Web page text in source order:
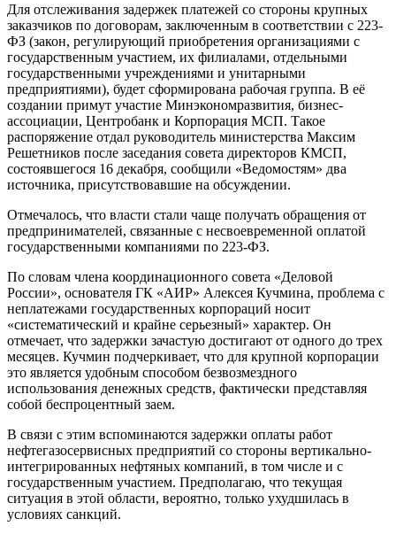
Для отслеживания задержек платежей со стороны крупных
заказчиков по договорам, заключенным в соответствии с 223-
ФЗ (закон, регулирующий приобретения организациями с
государственным участием, их филиалами, отдельными
государственными учреждениями и унитарными
предприятиями), будет сформирована рабочая группа. В её
создании примут участие Минэкономразвития, бизнес-
ассоциации, Центробанк и Корпорация МСП. Такое
распоряжение отдал руководитель министерства Максим
Решетников после заседания совета директоров КМСП,
состоявшегося 16 декабря, сообщили «Ведомостям» два
источника, присутствовавшие на обсуждении.
Отмечалось, что власти стали чаще получать обращения от
предпринимателей, связанные с несвоевременной оплатой
государственными компаниями по 223-ФЗ.
По словам члена координационного совета «Деловой
России», основателя ГК «АИР» Алексея Кучмина, проблема с
неплатежами государственных корпораций носит
«систематический и крайне серьезный» характер. Он
отмечает, что задержки зачастую достигают от одного до трех
месяцев. Кучмин подчеркивает, что для крупной корпорации
это является удобным способом безвозмездного
использования денежных средств, фактически представляя
собой беспроцентный заем.
В связи с этим вспоминаются задержки оплаты работ
нефтегазосервисных предприятий со стороны вертикально-
интегрированных нефтяных компаний, в том числе и с
государственным участием. Предполагаю, что текущая
ситуация в этой области, вероятно, только ухудшилась в
условиях санкций.